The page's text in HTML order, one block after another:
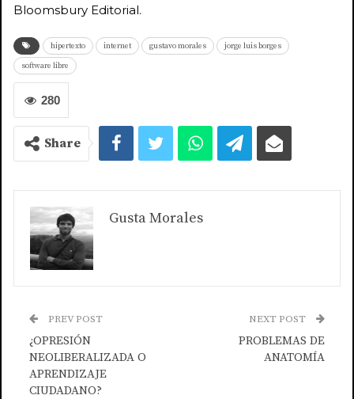
Bloomsbury Editorial.
hipertexto internet gustavo morales jorge luis borges
software libre
280
Share
Gusta Morales
PREV POST
¿OPRESIÓN
NEOLIBERALIZADA O
APRENDIZAJE
CIUDADANO?
NEXT POST
PROBLEMAS DE
ANATOMÍA